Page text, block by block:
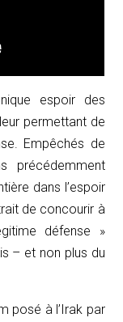
espoir des
permettant de
Empêchés de
précédemment
dans l’espoir
de concourir à
défense »
– et non plus du
posé à l’Irak par